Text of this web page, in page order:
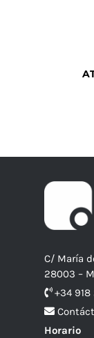
C/ María
28003 –
+34 918
Horario